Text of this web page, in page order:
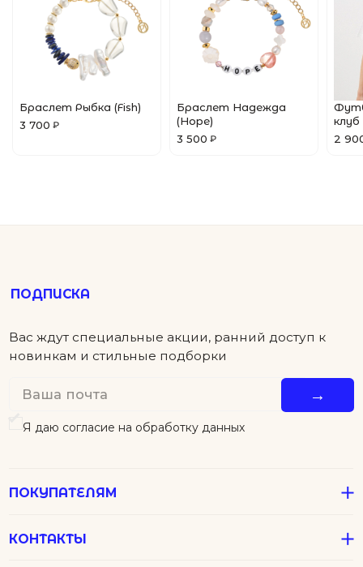
Браслет Рыбка (Fish)
3 700 ₽
Браслет Надежда
(Hope)
3 500 ₽
2
Серьги
Колье
Футболки
ПОМОЩЬ